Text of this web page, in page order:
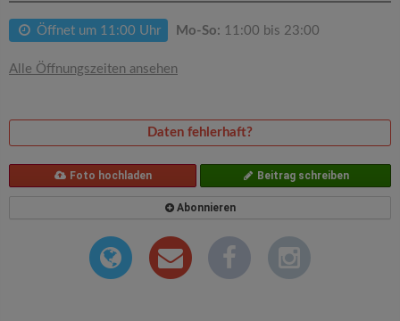
Öffnet um 11:00 Uhr Mo-So: 11:00 bis 23:00
Alle Öffnungszeiten ansehen
Daten fehlerhaft?
Foto hochladen Beitrag schreiben
Abonnieren
a
t